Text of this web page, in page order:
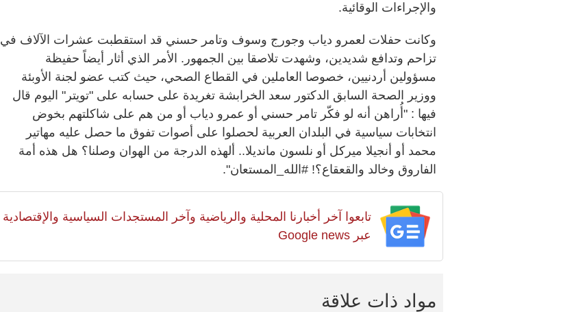
والإجراءات الوقائية.
وكانت حفلات لعمرو دياب وجورج وسوف وتامر حسني قد استقطبت عشرات الآلاف في
تزاحم وتدافع شديدين، وشهدت تلاصقا بين الجمهور. الأمر الذي أثار أيضاً حفيظة
مسؤولين أردنيين، خصوصا العاملين في القطاع الصحي، حيث كتب عضو لجنة الأوبئة
ووزير الصحة السابق الدكتور سعد الخرابشة تغريدة على حسابه على "تويتر" اليوم قال
فيها : "أُراهن أنه لو فكّر تامر حسني أو عمرو دياب أو من هم على شاكلتهم بخوض
انتخابات سياسية في البلدان العربية لحصلوا على أصوات تفوق ما حصل عليه مهاتير
محمد أو أنجيلا ميركل أو نلسون مانديلا.. ألهذه الدرجة من الهوان وصلنا؟ هل هذه أمة
الفاروق وخالد والقعقاع؟! #الله_المستعان".
تابعوا آخر أخبارنا المحلية والرياضية وآخر المستجدات السياسية والإقتصادية
عبر Google news
مواد ذات علاقة